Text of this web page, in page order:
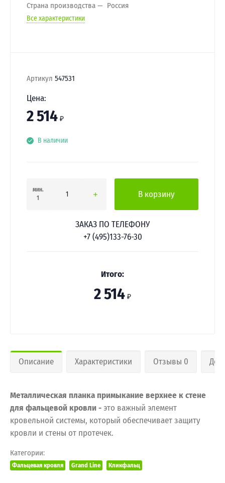
Страна производства
Россия
Все характеристики
Артикул 547531
Цена:
2 514 ₽
В наличии
мин.
1
В корзину
ЗАКАЗ ПО ТЕЛЕФОНУ
+7 (495)133-76-30
Итого:
2 514 ₽
Описание Характеристики Отзывы 0
Металлическая планка примыкание верхнее к стене
для фальцевой кровли - это важный элемент
кровельной системы, который обеспечивает защиту
кровли и стены от протечек.
Категории:
Фальцевая кровля Grand Line Кликфальц